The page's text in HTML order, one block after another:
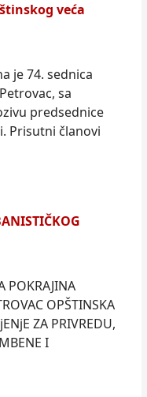
veća
je 74. sednica
sa
predsednice
Prisutni članovi
POKRAJINA
OPŠTINSKA
ZA PRIVREDU,
I